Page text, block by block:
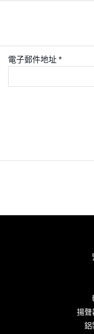
電子郵件地址 *
揚聲
鋁